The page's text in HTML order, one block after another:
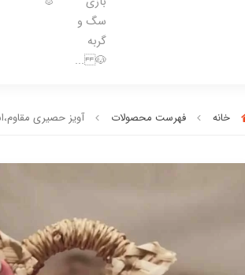
سگ و
گربه
🐶 ...
خانه فهرست محصولات آویز حصیری